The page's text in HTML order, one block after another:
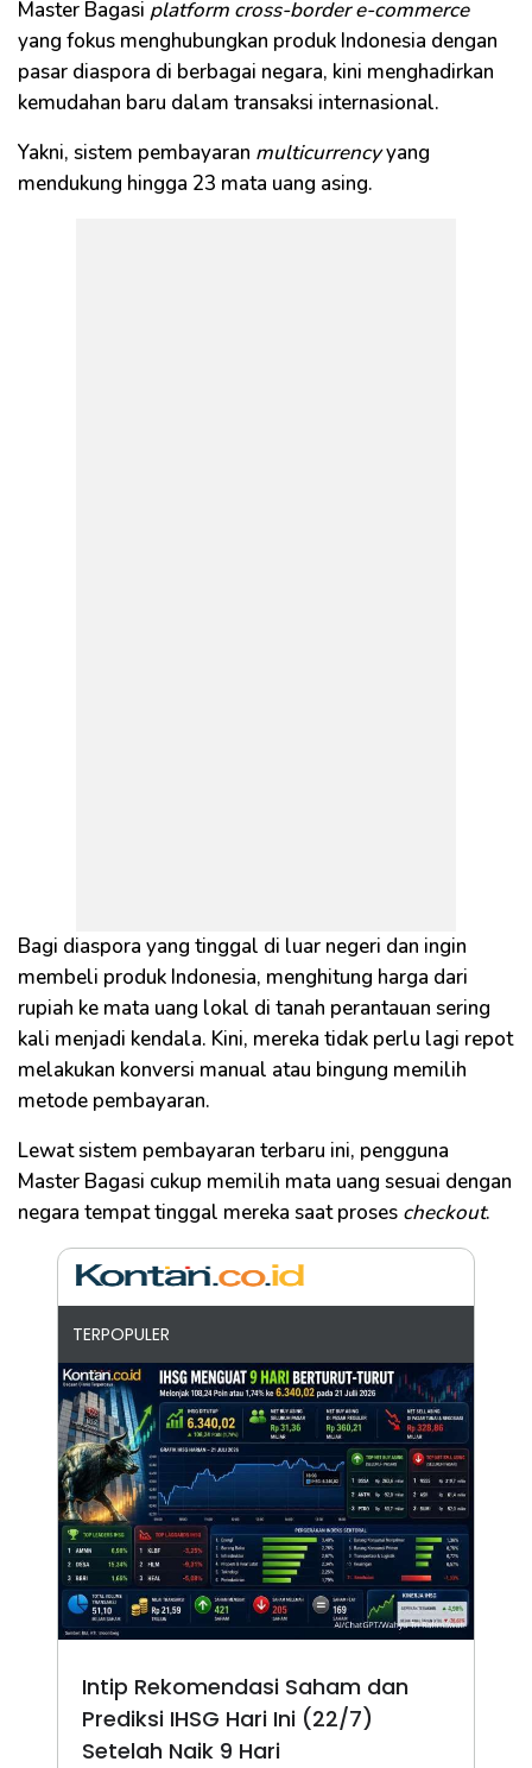
Master Bagasi platform cross-border e-commerce
yang fokus menghubungkan produk Indonesia dengan
pasar diaspora di berbagai negara, kini menghadirkan
kemudahan baru dalam transaksi internasional.
Yakni, sistem pembayaran multicurrencyyang
mendukung hingga 23 mata uang asing.
Bagi diaspora yang tinggal di luar negeri dan ingin
membeli produk Indonesia, menghitung harga dari
rupiah ke mata uang lokal di tanah perantauan sering
kali menjadi kendala. Kini, mereka tidak perlu lagi repot
melakukan konversi manual atau bingung memilih
metode pembayaran.
Lewat sistem pembayaran terbaru ini, pengguna
Master Bagasi cukup memilih mata uang sesuai dengan
negara tempat tinggal mereka saat proses checkout.
TERPOPULER
Intip Rekomendasi Saham dan
Prediksi IHSG Hari Ini (22/7)
Setelah Naik 9 Hari